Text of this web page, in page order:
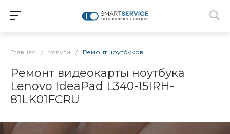
Главная / Услуги / Ремонт ноутбуков
Ремонт видеокарты ноутбука
Lenovo IdeaPad L340-15IRH-
81LK01FCRU